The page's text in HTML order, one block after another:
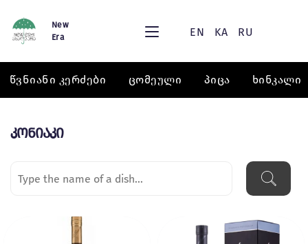
New
Era
EN KA RU
წვნიანი კერძები ცომეული პიცა ხინკალი
კონიაკი